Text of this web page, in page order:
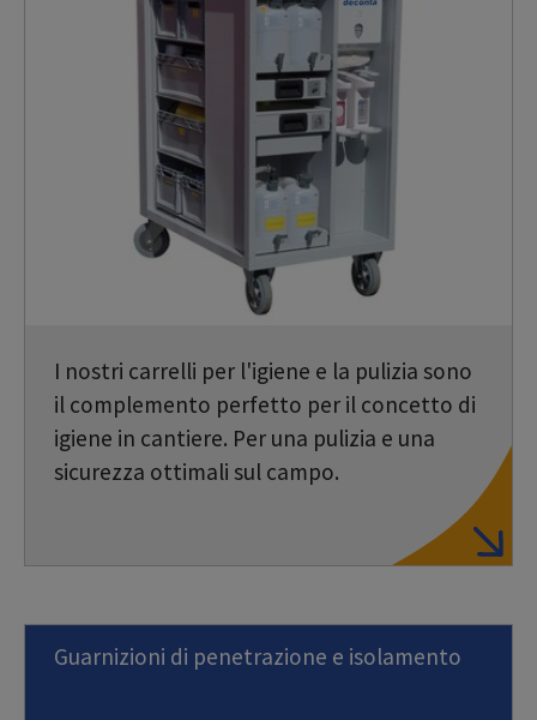
I nostri carrelli per l'igiene e la pulizia sono
il complemento perfetto per il concetto di
igiene in cantiere. Per una pulizia e una
sicurezza ottimali sul campo.
Guarnizioni di penetrazione e isolamento